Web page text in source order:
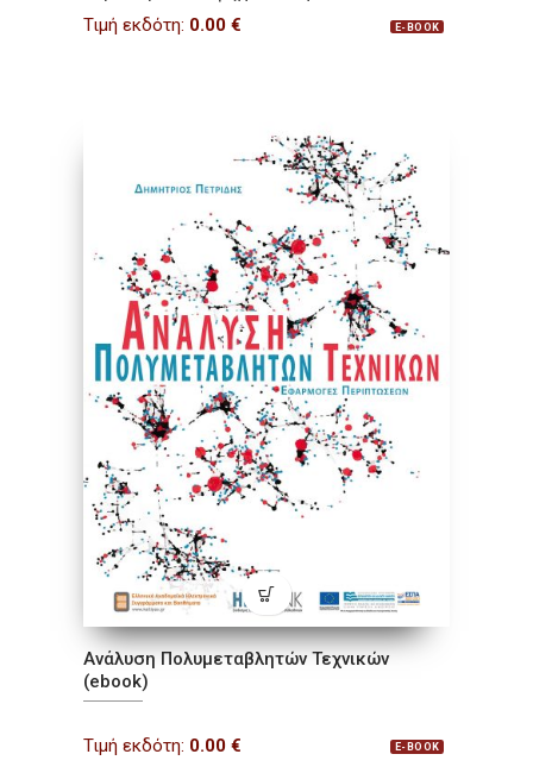
E-BOOK
Τιμή εκδότη: 0.00 €
Ανάλυση Πολυμεταβλητών Τεχνικών
(ebook)
E-BOOK
Τιμή εκδότη: 0.00 €